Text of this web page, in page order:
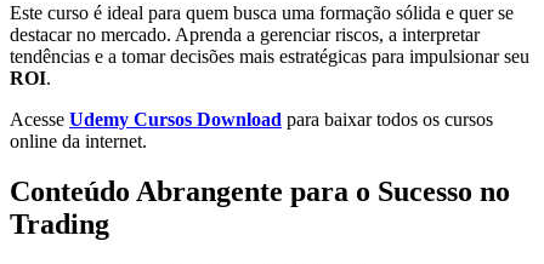
Este curso é ideal para quem busca uma formação sólida e quer se
destacar no mercado. Aprenda a gerenciar riscos, a interpretar
tendências e a tomar decisões mais estratégicas para impulsionar seu
ROI.
Acesse Udemy Cursos Download para baixar todos os cursos
online da internet.
Conteúdo Abrangente para o Sucesso no
Trading